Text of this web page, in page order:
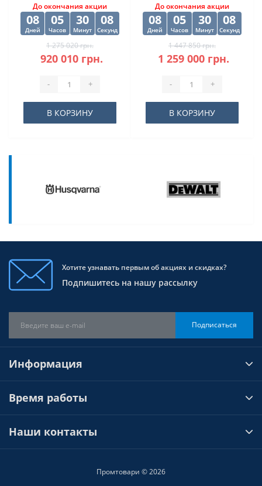
До окончания акции
08
Дней
05
Часов
30
Минут
07
Секунд
1 275 020 грн.
920 010 грн.
- +
В КОРЗИНУ
До окончания акции
08
Дней
05
Часов
30
Минут
07
Секунд
1 447 850 грн.
1 259 000 грн.
- +
В КОРЗИНУ
Хотите узнавать первым об акциях и скидках?
Подпишитесь на нашу рассылку
Подписаться
Информация
Время работы
Наши контакты
Промтовари © 2026